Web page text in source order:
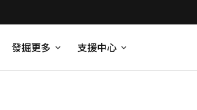
發掘更多 支援中心